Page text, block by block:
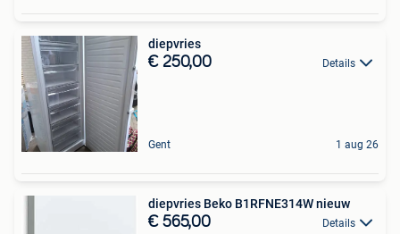
diepvries
€ 250,00 Details
Gent 1 aug 26
diepvries Beko B1RFNE314W nieuw
€ 565,00 Details